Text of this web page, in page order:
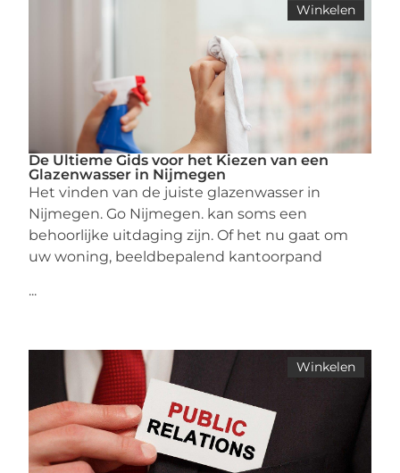
Winkelen
De Ultieme Gids voor het Kiezen van een
Glazenwasser in Nijmegen
Het vinden van de juiste glazenwasser in
Nijmegen. Go Nijmegen. kan soms een
behoorlijke uitdaging zijn. Of het nu gaat om
uw woning, beeldbepalend kantoorpand
...
Winkelen